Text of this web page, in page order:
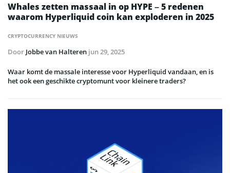
CRYPTOCURRENCY NIEUWS
Whales zetten massaal in op HYPE – 5 redenen
waarom Hyperliquid coin kan exploderen in 2025
Door Jobbe van Halteren jun 29, 2025
Waar komt de massale interesse voor Hyperliquid vandaan, en is
het ook een geschikte cryptomunt voor kleinere traders?